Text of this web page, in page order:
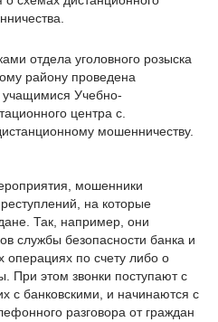
отдела уголовного розыска
району проведена
учащимися Учебно-
центра с.
мошенничеству.
мошенники
на которые
Так, например, они
службы безопасности банка и
по счету либо о
При этом звонки поступают с
с банковскими, и начинаются с
разговора от граждан